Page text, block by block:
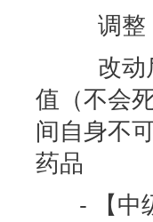
调整
改动
值（不会
间自身不
药品
- 【中